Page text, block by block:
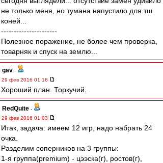
не только меня, но тумана напустило для тш
коней...
----------------------
Полезное поражение, не более чем проверка,
товарняк и спуск на землю...
gav -
29 фев 2016 01:16
Хороший план. Торкучий.
RedQuite -
29 фев 2016 01:03
Итак, задача: имеем 12 игр, надо набрать 24
очка.
Разделим соперников на 3 группы:
1-я группа(premium) - цээска(г), ростов(г),